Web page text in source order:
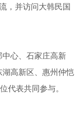
，并访问大韩民国
心、石家庄高新
高新区、惠州仲恺
代表共同参与。